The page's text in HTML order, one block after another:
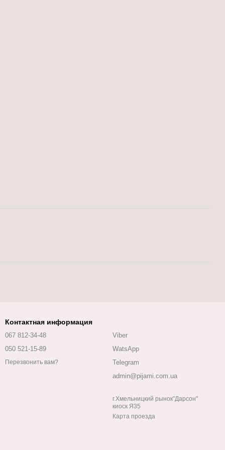
Контактная информация
067 812-34-48
050 521-15-89
Перезвонить вам?
Viber
WatsApp
Telegram
admin@pijami.com.ua
г.Хмельницкий рынок"Дарсон"
киоск Я35
Карта проезда